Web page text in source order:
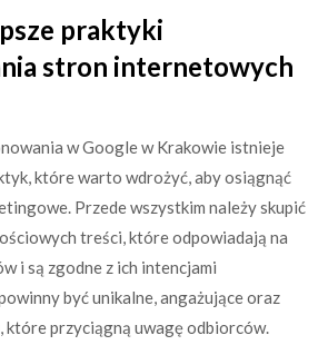
praktyki
stron internetowych
w Google w Krakowie istnieje
które warto wdrożyć, aby osiągnąć
Przede wszystkim należy skupić
treści, które odpowiadają na
i są zgodne z ich intencjami
być unikalne, angażujące oraz
które przyciągną uwagę odbiorców.